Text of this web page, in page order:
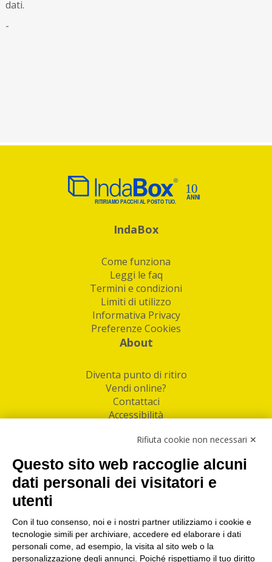
dati.
-
IndaBox
Come funziona
Leggi le faq
Termini e condizioni
Limiti di utilizzo
Informativa Privacy
Preferenze Cookies
About
Diventa punto di ritiro
Vendi online?
Contattaci
Accessibilità
Facebook
Linkedin
I nostri punti di ritiro e spedizione pacchi nelle
maggiori città italiane
Torino|Milano|Roma|Bologna|Firenze| Genova
Napoli|Varese
Rifiuta cookie non necessari ✕
Questo sito web raccoglie alcuni
dati personali dei visitatori e
utenti
Con il tuo consenso, noi e i nostri partner utilizziamo i cookie e
tecnologie simili per archiviare, accedere ed elaborare i dati
personali come, ad esempio, la visita al sito web o la
personalizzazione degli annunci. Poiché rispettiamo il tuo diritto